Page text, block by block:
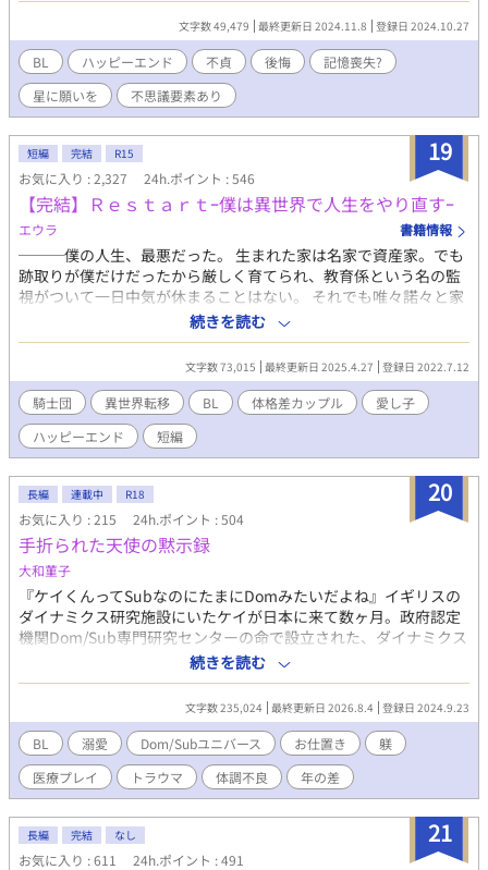
文字数 49,479 最終更新日 2024.11.8 登録日 2024.10.27
BL ハッピーエンド 不貞 後悔
記憶喪失?
星に願いを
不思議要素あり
19
短編 完結 R15
お気に入り : 2,327 24h.ポイント : 546
【完結】Ｒｅｓｔａｒｔｰ僕は異世界で人生をやり直すｰ
エウラ 書籍情報
───僕の人生、最悪だった。 生まれた家は名家で資産家。でも
跡取りが僕だけだったから厳しく育てられ、教育係という名の監
視がついて一日中気が休まることはない。 それでも唯々諾々と家
のために従った。 そんなある日、母が病気で亡くなって直ぐに父
が後妻と子供を連れて来た。僕より一つ下の少年だった。 父はそ
の子を跡取りに決め、僕は捨てられた。 ヤケになって家を飛び出
した先に知らない森が見えて･･･。 僕はこの世界で人生を再始動
(リスタート)する事にした。 不定期更新です。 以前少し投稿した
ものを設定変更しました。 ジャンルを恋愛からＢＬに変更しまし
た。 また後で変更とかあるかも。 完結しました。
続きを読む
文字数 73,015 最終更新日 2025.4.27 登録日 2022.7.12
騎士団 異世界転移 BL 体格差カップル
愛し子
ハッピーエンド
短編
20
長編 連載中 R18
お気に入り : 215 24h.ポイント : 504
手折られた天使の黙示録
大和菫子
『ケイくんってSubなのにたまにDomみたいだよね』イギリスの
ダイナミクス研究施設にいたケイが日本に来て数ヶ月。政府認定
機関Dom/Sub専門研究センターの命で設立された、ダイナミクス
科のある総合病院は2年前、付属の小児訓練施設「聖フィリア学
園」を立ち上げた。『ケイくんは特別だからね、この事は他の人
にバレちゃいけないんだよ。だから頑張ってコントロールしなき
ゃ』 学園では今日もお医者さんたちと思春期真っ只中の子供たち
が、濃厚でSっ気たっぷりな特殊プレイ中！Domのお医者さんと
Subの子供たちの日常の物語。 ※なんちゃって医療モノ。トラウ
マ表現あり。 Dom/Subユニバースにオリジナル設定あり。
続きを読む
文字数 235,024 最終更新日 2026.8.4 登録日 2024.9.23
BL 溺愛 Dom/Subユニバース お仕置き
躾
医療プレイ
トラウマ 体調不良 年の差
21
長編 完結 なし
お気に入り : 611 24h.ポイント : 491